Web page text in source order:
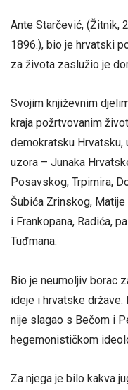
Ante Starčević, (Žitnik,
1896.), bio je hrvatski
za života zaslužio je
Svojim književnim
kraja požrtvovanim
demokratsku
uzora – Junaka
Posavskog, Trpimira,
Šubića Zrinskog, Matije
i Frankopana, Radića,
Tuđmana.
Bio je neumoljiv borac
ideje i hrvatske države.
nije slagao s Bečom i
hegemonističkom
Za njega je bilo kakva